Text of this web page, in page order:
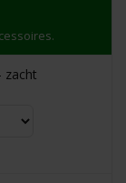
zacht